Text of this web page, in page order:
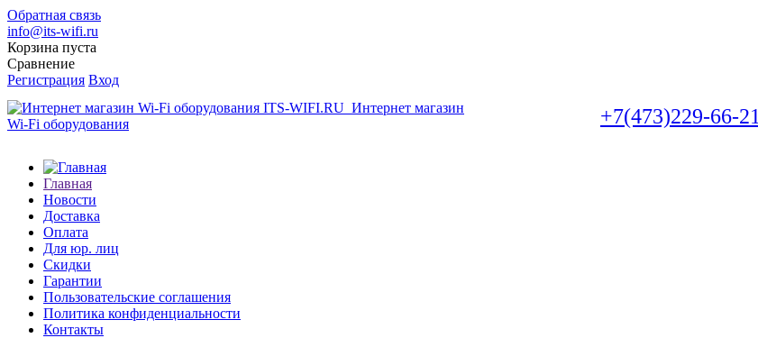
Обратная связь
info@its-wifi.ru
Корзина пуста
Сравнение
Регистрация Вход
Интернет магазин
Wi-Fi оборудования
+7(473)229-66-21
Главная
Новости
Доставка
Оплата
Для юр. лиц
Скидки
Гарантии
Пользовательские соглашения
Политика конфиденциальности
Контакты